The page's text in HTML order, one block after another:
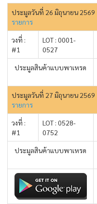
ประมูลวันที่ 26 มิถุนายน 2569
รายการ
วงที่ :
#1
LOT : 0001-
0527
ประมูลสินค้าแบบพาเหรด
ประมูลวันที่ 27 มิถุนายน 2569
รายการ
วงที่ :
#1
LOT : 0528-
0752
ประมูลสินค้าแบบพาเหรด